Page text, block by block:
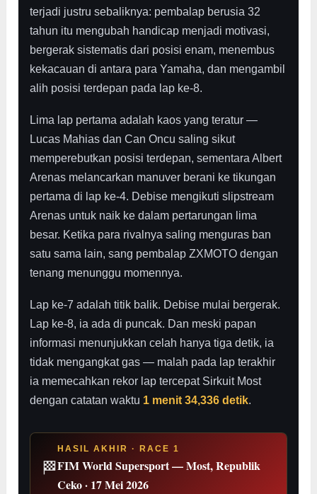
terjadi justru sebaliknya: pembalap berusia 32
tahun itu mengubah handicap menjadi motivasi,
bergerak sistematis dari posisi enam, menembus
kekacauan di antara para Yamaha, dan mengambil
alih posisi terdepan pada lap ke-8.
Lima lap pertama adalah kaos yang teratur —
Lucas Mahias dan Can Oncu saling sikut
memperebutkan posisi terdepan, sementara Albert
Arenas melancarkan manuver berani ke tikungan
pertama di lap ke-4. Debise mengikuti slipstream
Arenas untuk naik ke dalam pertarungan lima
besar. Ketika para rivalnya saling menguras ban
satu sama lain, sang pembalap ZXMOTO dengan
tenang menunggu momennya.
Lap ke-7 adalah titik balik. Debise mulai bergerak.
Lap ke-8, ia ada di puncak. Dan meski papan
informasi menunjukkan celah hanya tiga detik, ia
tidak mengangkat gas — malah pada lap terakhir
ia memecahkan rekor lap tercepat Sirkuit Most
dengan catatan waktu 1 menit 34,336 detik.
🏁
HASIL AKHIR · RACE 1
FIM World Supersport — Most, Republik
Ceko · 17 Mei 2026